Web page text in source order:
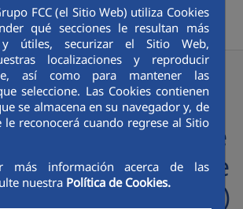
FCC (el Sitio Web) utiliza Cookies
qué secciones le resultan más
y útiles, securizar el Sitio Web,
localizaciones y reproducir
así como para mantener las
seleccione. Las Cookies contienen
se almacena en su navegador y, de
le reconocerá cuando regrese al Sitio
más información acerca de las
nuestra Política de Cookies.
>
FCC Medio Ambiente se encargará de la recogida de residuos y limpieza viaria de Pozuelo de Alarcón (Madrid)
Ambiente se
de la recogida de
limpieza viaria de
Alarcón (Madrid)